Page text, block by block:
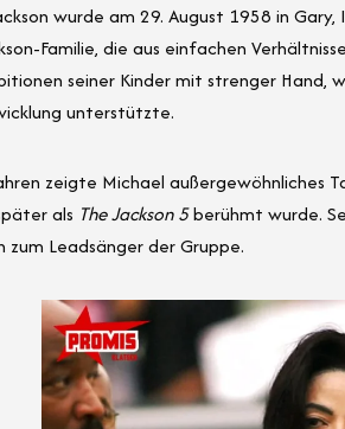
wurde am 29. August 1958 in
Familie, die aus einfachen
seiner Kinder mit strenger Hand,
unterstützte.
zeigte Michael außergewöhnliches
als The Jackson 5berühmt wurde.
zum Leadsänger der Gruppe.